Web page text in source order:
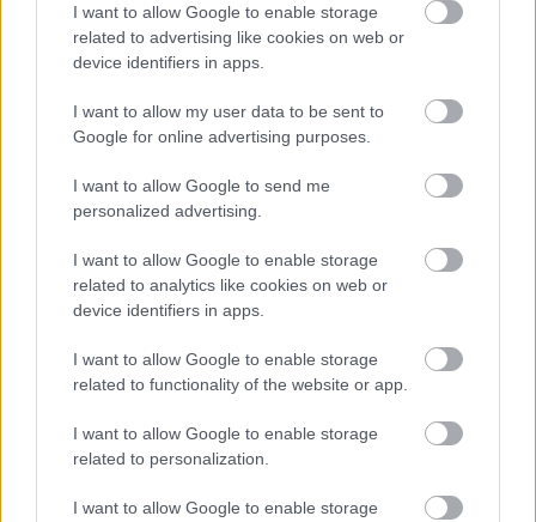
I want to allow Google to enable storage
related to advertising like cookies on web or
device identifiers in apps.
I want to allow my user data to be sent to
Google for online advertising purposes.
I want to allow Google to send me
personalized advertising.
I want to allow Google to enable storage
related to analytics like cookies on web or
device identifiers in apps.
I want to allow Google to enable storage
related to functionality of the website or app.
I want to allow Google to enable storage
related to personalization.
I want to allow Google to enable storage
EGÉSZSÉGES ÉDESSÉGEK
Banánkenyér recept
EGÉSZSÉGES EBÉD ÉS VACSORA TIPPEK